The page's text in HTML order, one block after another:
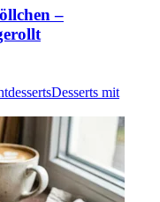
–
Desserts mit